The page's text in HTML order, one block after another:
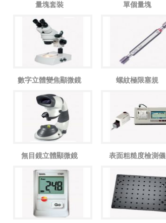
量塊套裝 單個量塊
數字立體變焦顯微鏡 螺紋極限塞規
無目鏡立體顯微鏡 表面粗糙度檢測儀